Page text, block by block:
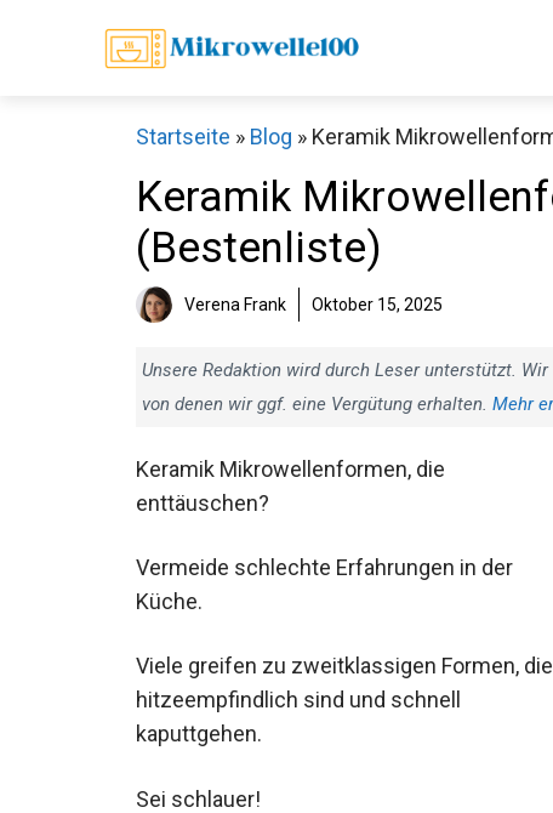
Startseite » Blog » Keramik
Keramik
(Bestenliste)
Verena Frank Oktober 15, 2025
Unsere Redaktion wird durch Leser unterstützt.
von denen wir ggf. eine Vergütung erhalten. Mehr
Keramik Mikrowellenformen, die
enttäuschen?
Vermeide schlechte Erfahrungen in der
Küche.
Viele greifen zu zweitklassigen Formen, die
hitzeempfindlich sind und schnell
kaputtgehen.
Sei schlauer!